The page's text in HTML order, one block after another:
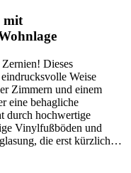
mit
Dieses
Weise
Zimmern und einem
eine behagliche
durch hochwertige
Vinylfußböden und
die erst kürzlich…